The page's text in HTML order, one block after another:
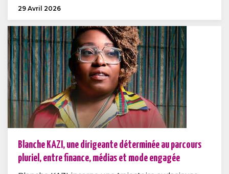
29 Avril 2026
Blanche KAZI, une dirigeante déterminée au parcours
pluriel, entre finance, médias et mode engagée